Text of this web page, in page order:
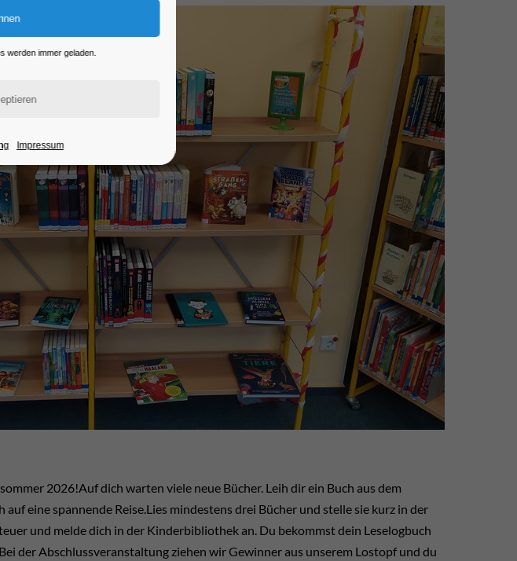
2026!Auf dich warten viele neue Bücher. Leih dir ein Buch aus dem
auf eine spannende Reise.Lies mindestens drei Bücher und stelle sie kurz in der
und melde dich in der Kinderbibliothek an. Du bekommst dein Leselogbuch
der Abschlussveranstaltung ziehen wir Gewinner aus unserem Lostopf und du
werden immer geladen.
Impressum